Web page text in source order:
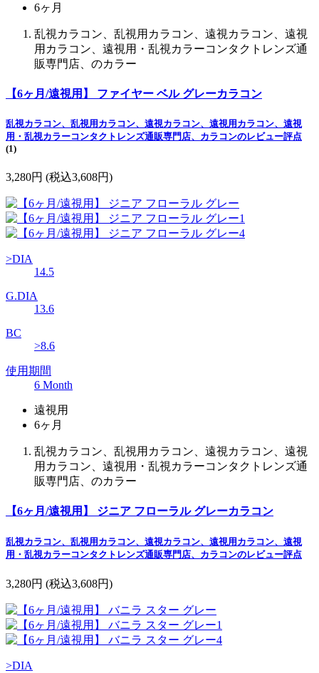
6ヶ月
乱視カラコン、乱視用カラコン、遠視カラコン、遠視
用カラコン、遠視用・乱視カラーコンタクトレンズ通
販専門店、のカラー
【6ヶ月/遠視用】 ファイヤー ベル グレーカラコン
乱視カラコン、乱視用カラコン、遠視カラコン、遠視用カラコン、遠視
用・乱視カラーコンタクトレンズ通販専門店、カラコンのレビュー評点
(1)
3,280円 (税込3,608円)
>DIA
14.5
G.DIA
13.6
BC
>8.6
使用期間
6 Month
遠視用
6ヶ月
乱視カラコン、乱視用カラコン、遠視カラコン、遠視
用カラコン、遠視用・乱視カラーコンタクトレンズ通
販専門店、のカラー
【6ヶ月/遠視用】 ジニア フローラル グレーカラコン
乱視カラコン、乱視用カラコン、遠視カラコン、遠視用カラコン、遠視
用・乱視カラーコンタクトレンズ通販専門店、カラコンのレビュー評点
3,280円 (税込3,608円)
>DIA